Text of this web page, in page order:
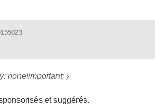
none!important; }
et suggérés.